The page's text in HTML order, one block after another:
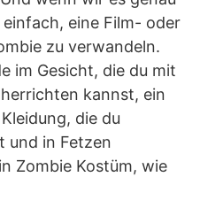
eine Film- oder
zu verwandeln.
im Gesicht, die du mit
kannst, ein
die du
und in Fetzen
Zombie Kostüm, wie